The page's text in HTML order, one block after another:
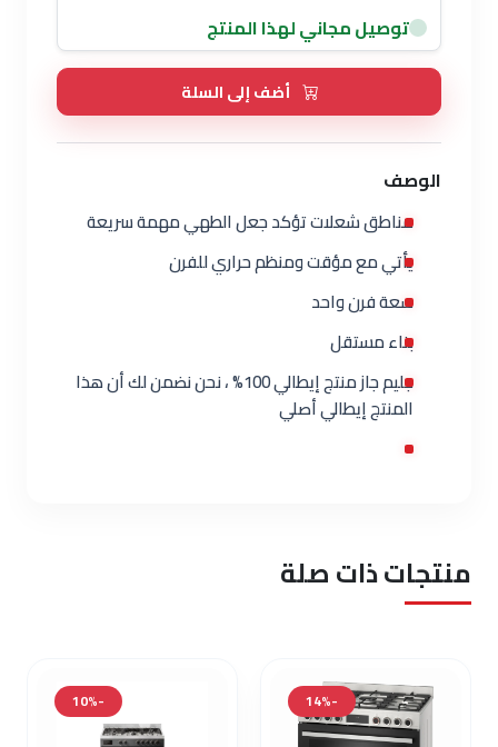
توصيل مجاني لهذا المنتج
أضف إلى السلة
الوصف
مناطق شعلات تؤكد جعل الطهي مهمة سريعة
يأتي مع مؤقت ومنظم حراري للفرن
سعة فرن واحد
بناء مستقل
جليم جاز منتج إيطالي 100% ، نحن نضمن لك أن هذا
المنتج إيطالي أصلي
منتجات ذات صلة
-14%
-10%